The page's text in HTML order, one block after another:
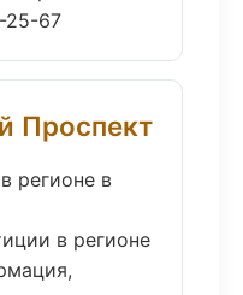
25-67
Проспект
регионе в
в регионе